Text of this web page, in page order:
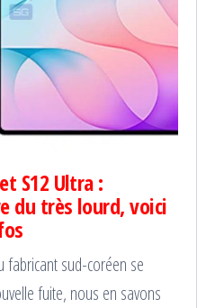
S12 Ultra :
du très lourd, voici
fabricant sud-coréen se
fuite, nous en savons